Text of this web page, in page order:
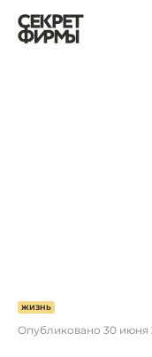
ЖИЗНЬ
Опубликовано 30 июня